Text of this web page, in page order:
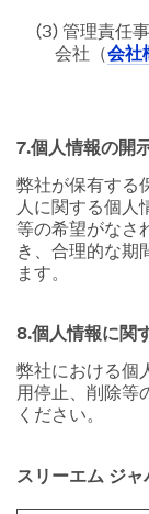
(3) 管理責任
会社（会社
7.個人情報の開
弊社が保有する
人に関する個人
等の希望がなさ
き、合理的な期
ます。
8.個人情報に関
弊社における個
用停止、削除等
ください。
スリーエム ジ